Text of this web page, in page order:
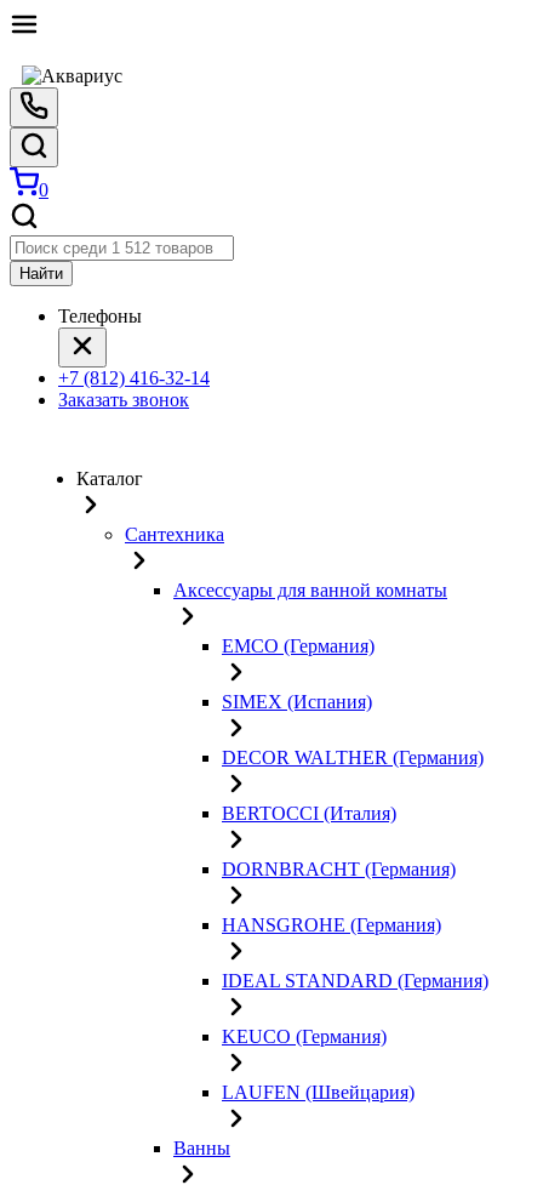
0
Найти
Телефоны
+7 (812) 416-32-14
Заказать звонок
Каталог
Сантехника
Аксессуары для ванной комнаты
EMCO (Германия)
SIMEX (Испания)
DECOR WALTHER (Германия)
BERTOCCI (Италия)
DORNBRACHT (Германия)
HANSGROHE (Германия)
IDEAL STANDARD (Германия)
KEUCO (Германия)
LAUFEN (Швейцария)
Ванны